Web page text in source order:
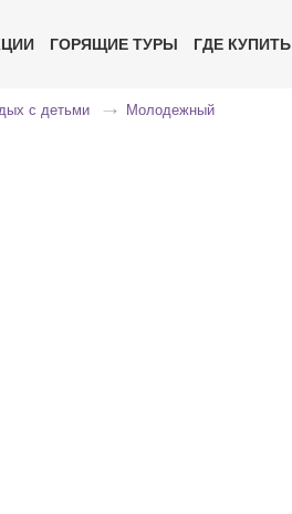
ГОРЯЩИЕ ТУРЫ ГДЕ КУПИТЬ
с детьми Молодежный